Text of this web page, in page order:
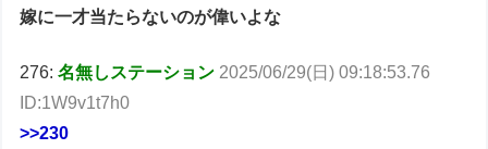
嫁に一才当たらないのが偉いよな
276:名無しステーション 2025/06/29(日) 09:18:53.76
ID:1W9v1t7h0
>>230